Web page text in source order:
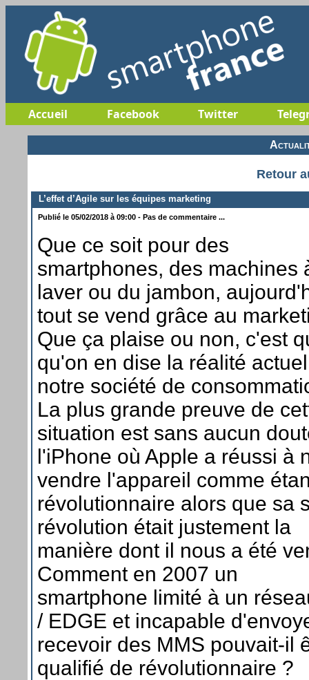
Accueil Facebook Twitter
Retour
L’effet d’Agile sur les équipes marketing
Publié le 05/02/2018 à 09:00 - Pas de commentaire ...
Que ce soit pour des
smartphones, des machines
laver ou du jambon,
tout se vend grâce au
Que ça plaise ou non, c'est
qu'on en dise la réalité
notre société de
La plus grande preuve de
situation est sans aucun
l'iPhone où Apple a réussi à
vendre l'appareil comme
révolutionnaire alors que sa
révolution était justement la
manière dont il nous a été
Comment en 2007 un
smartphone limité à un
/ EDGE et incapable
recevoir des MMS pouvait-il
qualifié de révolutionnaire ?